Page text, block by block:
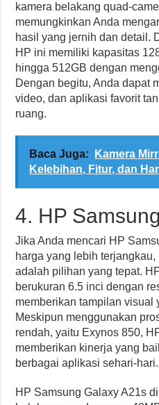
kamera belakang quad-
memungkinkan Anda
hasil yang jernih dan detail.
HP ini memiliki kapasitas
hingga 512GB dengan
Dengan begitu, Anda dapat
video, dan aplikasi favorit
ruang.
Baca Juga:
Kamera
Kelebihan, Fitur, dan
4. HP
Jika Anda mencari HP
harga yang lebih
adalah pilihan yang tepat.
berukuran 6.5 inci dengan
memberikan tampilan visual
Meskipun menggunakan
rendah, yaitu Exynos 850,
memberikan kinerja yang
berbagai aplikasi sehari-hari.
HP Samsung Galaxy A21s